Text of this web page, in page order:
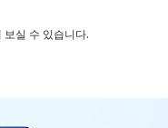
실 수 있습니다.